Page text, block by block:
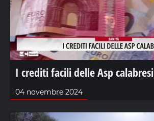
I crediti facili delle Asp calabresi
04 novembre 2024